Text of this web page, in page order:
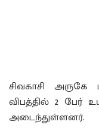
சிவகாசி
விபத்தில் 2 பேர்
அடைந்துள்ளனர்.